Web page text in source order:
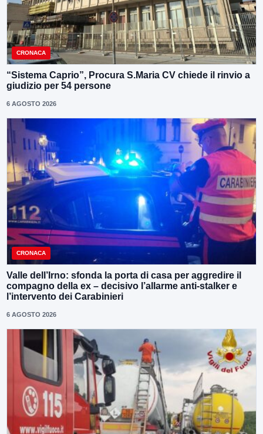
CRONACA
“Sistema Caprio”, Procura S.Maria CV chiede il rinvio a
giudizio per 54 persone
6 AGOSTO 2026
CRONACA
Valle dell’Irno: sfonda la porta di casa per aggredire il
compagno della ex – decisivo l’allarme anti-stalker e
l’intervento dei Carabinieri
6 AGOSTO 2026